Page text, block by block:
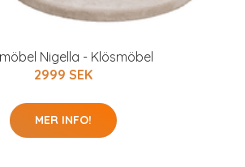
Nigella - Klösmöbel
2999 SEK
MER INFO!